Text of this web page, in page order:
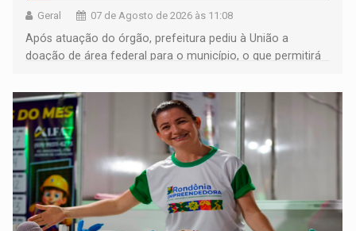
Geral 07 de Agosto de 2026 às 11:08
Após atuação do órgão, prefeitura pediu à União a
doação de área federal para o município, o que permitirá